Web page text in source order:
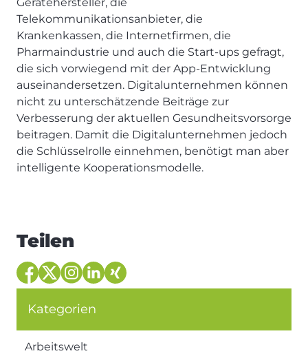
Telekommunikationsanbieter, die
Krankenkassen, die Internetfirmen, die
Pharmaindustrie und auch die Start-ups gefragt,
die sich vorwiegend mit der App-Entwicklung
auseinandersetzen. Digitalunternehmen können
nicht zu unterschätzende Beiträge zur
Verbesserung der aktuellen Gesundheitsvorsorge
beitragen. Damit die Digitalunternehmen jedoch
die Schlüsselrolle einnehmen, benötigt man aber
intelligente Kooperationsmodelle.
Teilen
Kategorien
Arbeitswelt